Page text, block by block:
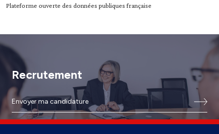
Plateforme ouverte des données publiques française
Recrutement
Envoyer ma candidature